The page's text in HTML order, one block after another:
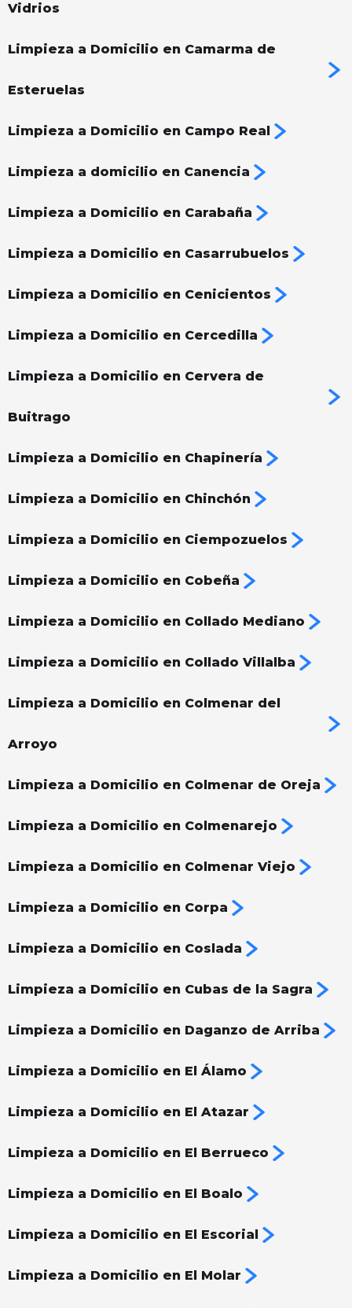
Vidrios
Limpieza a Domicilio en Camarma de
Esteruelas
Limpieza a Domicilio en Campo Real
Limpieza a domicilio en Canencia
Limpieza a Domicilio en Carabaña
Limpieza a Domicilio en Casarrubuelos
Limpieza a Domicilio en Cenicientos
Limpieza a Domicilio en Cercedilla
Limpieza a Domicilio en Cervera de
Buitrago
Limpieza a Domicilio en Chapinería
Limpieza a Domicilio en Chinchón
Limpieza a Domicilio en Ciempozuelos
Limpieza a Domicilio en Cobeña
Limpieza a Domicilio en Collado Mediano
Limpieza a Domicilio en Collado Villalba
Limpieza a Domicilio en Colmenar del
Arroyo
Limpieza a Domicilio en Colmenar de Oreja
Limpieza a Domicilio en Colmenarejo
Limpieza a Domicilio en Colmenar Viejo
Limpieza a Domicilio en Corpa
Limpieza a Domicilio en Coslada
Limpieza a Domicilio en Cubas de la Sagra
Limpieza a Domicilio en Daganzo de Arriba
Limpieza a Domicilio en El Álamo
Limpieza a Domicilio en El Atazar
Limpieza a Domicilio en El Berrueco
Limpieza a Domicilio en El Boalo
Limpieza a Domicilio en El Escorial
Limpieza a Domicilio en El Molar